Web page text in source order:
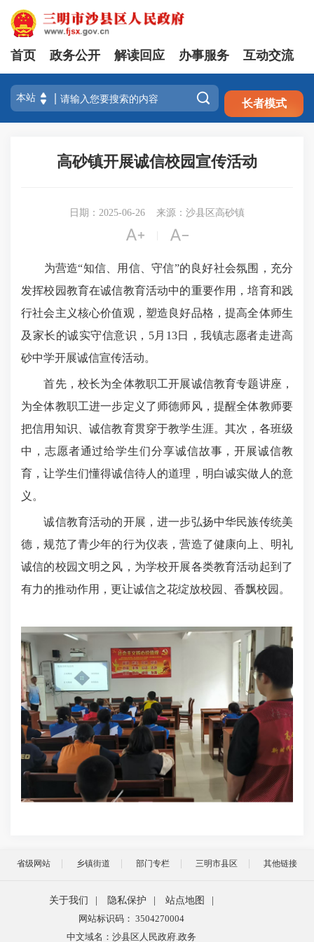
注册 登录
首页 政务公开 解读回应 办事服务 互动交流
 长者模式
高砂镇开展诚信校园宣传活动
日期：2025-06-26 来源：沙县区高砂镇
 
为营造“知信、用信、守信”的良好社会氛围，充分
发挥校园教育在诚信教育活动中的重要作用，培育和践
行社会主义核心价值观，塑造良好品格，提高全体师生
及家长的诚实守信意识，5月13日，我镇志愿者走进高
砂中学开展诚信宣传活动。
首先，校长为全体教职工开展诚信教育专题讲座，
为全体教职工进一步定义了师德师风，提醒全体教师要
把信用知识、诚信教育贯穿于教学生涯。其次，各班级
中，志愿者通过给学生们分享诚信故事，开展诚信教
育，让学生们懂得诚信待人的道理，明白诚实做人的意
义。
诚信教育活动的开展，进一步弘扬中华民族传统美
德，规范了青少年的行为仪表，营造了健康向上、明礼
诚信的校园文明之风，为学校开展各类教育活动起到了
有力的推动作用，更让诚信之花绽放校园、香飘校园。
省级网站 乡镇街道 部门专栏 三明市县区 其他链接
关于我们 隐私保护 站点地图
网站标识码： 3504270004
中文域名：沙县区人民政府.政务